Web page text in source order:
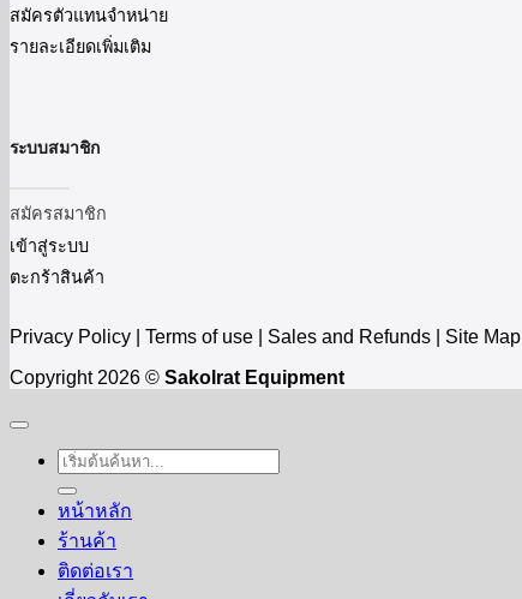
สมัครตัวแทนจำหน่าย
รายละเอียดเพิ่มเติม
ระบบสมาชิก
สมัครสมาชิก
เข้าสู่ระบบ
ตะกร้าสินค้า
Privacy Policy | Terms of use | Sales and Refunds | Site Map
Copyright 2026 © Sakolrat Equipment
ค้นหา:
หน้าหลัก
ร้านค้า
ติดต่อเรา